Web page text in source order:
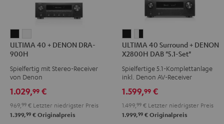
40
+
DENON
DRA-
900H
Schwarz
40
DENON
DRA-
900H
Weiß
ULTIMA 40 + DENON DRA-
900H
Spielfertig mit Stereo-Receiver
von Denon
1.029,99 €
969, 99 € Letzter niedrigster Preis
1.399,99 € Originalpreis
40
Surround
+
DENON
X2800H
DAB
"5.1-
40
Surround
+
DENON
X2800H
DAB
"5.1-
ULTIMA 40 Surround + DENON
X2800H DAB "5.1-Set"
Spielfertige 5.1-Komplettanlage
inkl. Denon AV-Receiver
1.599,99 €
1.499, 99 € Letzter niedrigster Preis
1.999,99 € Originalpreis